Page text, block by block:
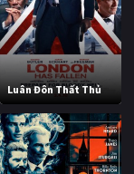
Luân Đôn Thất Thủ